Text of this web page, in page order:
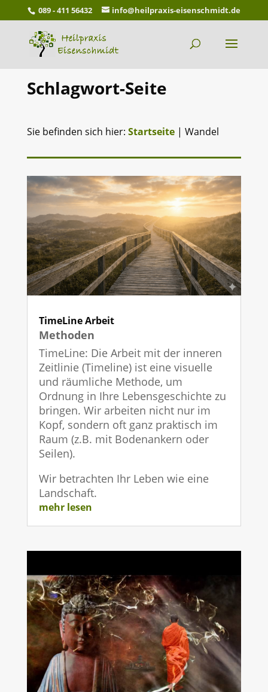
089 - 411 56432 info@heilpraxis-eisenschmidt.de
Schlagwort-Seite
Sie befinden sich hier: Startseite| Wandel
TimeLine Arbeit
Methoden
TimeLine: Die Arbeit mit der inneren
Zeitlinie (Timeline) ist eine visuelle
und räumliche Methode, um
Ordnung in Ihre Lebensgeschichte zu
bringen. Wir arbeiten nicht nur im
Kopf, sondern oft ganz praktisch im
Raum (z.B. mit Bodenankern oder
Seilen).
Wir betrachten Ihr Leben wie eine
Landschaft.
mehr lesen